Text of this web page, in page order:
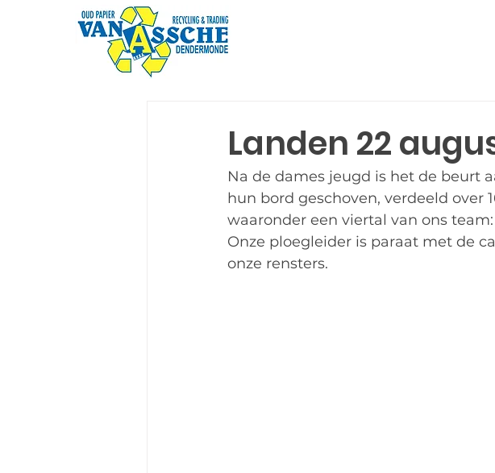
Landen 22
Na de dames jeugd is het de beurt
hun bord geschoven, verdeeld over
waaronder een viertal van ons
Onze ploegleider is paraat met de
onze rensters.